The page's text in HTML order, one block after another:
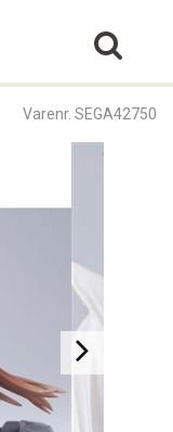
Varenr. SEGA42750